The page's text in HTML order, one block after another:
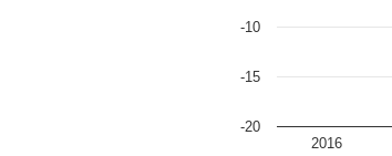
2016
-20
-15
-10